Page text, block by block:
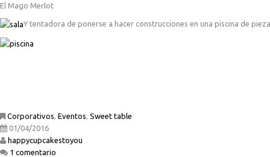
El Mago Merlot
Y tentadora de ponerse a hacer construcciones en una piscina de
Corporativos, Eventos, Sweet table
01/04/2016
happycupcakestoyou
1 comentario